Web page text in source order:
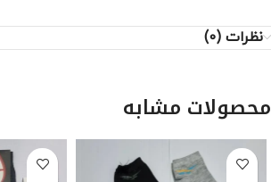
نظرات (0)
محصولات مشابه